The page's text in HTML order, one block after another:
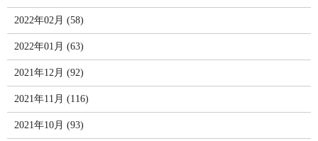
2022年02月 (58)
2022年01月 (63)
2021年12月 (92)
2021年11月 (116)
2021年10月 (93)